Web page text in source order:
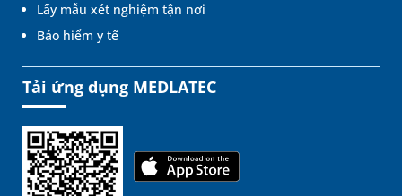
Lấy mẫu xét nghiệm tận nơi
Bảo hiểm y tế
Tải ứng dụng MEDLATEC